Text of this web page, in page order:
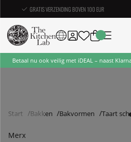
GRATIS VERZENDING BOVEN 100 EUR
Betaal nu ook veilig met iDEAL – naast
Start Bakken Bakvormen Taart
Merx